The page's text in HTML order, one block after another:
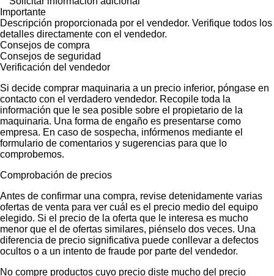
Importante
Descripción proporcionada por el vendedor. Verifique todos los
detalles directamente con el vendedor.
Consejos de compra
Consejos de seguridad
Verificación del vendedor
Si decide comprar maquinaria a un precio inferior, póngase en
contacto con el verdadero vendedor. Recopile toda la
información que le sea posible sobre el propietario de la
maquinaria. Una forma de engaño es presentarse como
empresa. En caso de sospecha, infórmenos mediante el
formulario de comentarios y sugerencias para que lo
comprobemos.
Comprobación de precios
Antes de confirmar una compra, revise detenidamente varias
ofertas de venta para ver cuál es el precio medio del equipo
elegido. Si el precio de la oferta que le interesa es mucho
menor que el de ofertas similares, piénselo dos veces. Una
diferencia de precio significativa puede conllevar a defectos
ocultos o a un intento de fraude por parte del vendedor.
No compre productos cuyo precio diste mucho del precio